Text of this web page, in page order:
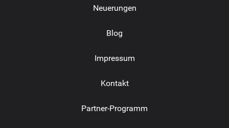
Neuerungen
Blog
Impressum
Kontakt
Partner-Programm